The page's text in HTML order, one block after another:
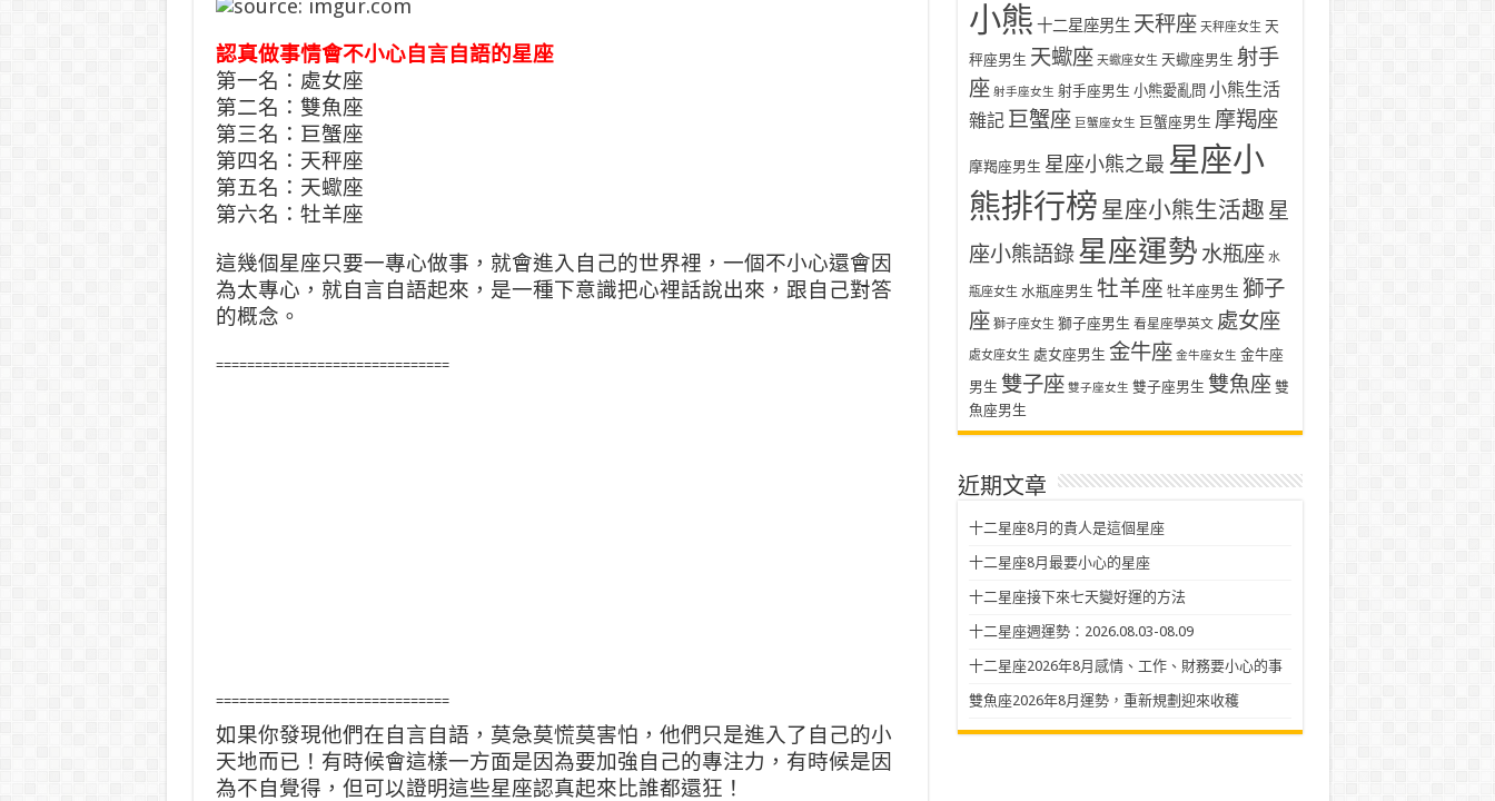
認真做事情會不小心自言自語的星座
第一名：處女座
第二名：雙魚座
第三名：巨蟹座
第四名：天秤座
第五名：天蠍座
第六名：牡羊座
這幾個星座只要一專心做事， 就會進入自己的世界裡， 一個不小心還會因
為太專心， 就自言自語起來， 是一種下意識把心裡話說出來， 跟自己對答
的概念。
==============================
==============================
如果你發現他們在自言自語， 莫急莫慌莫害怕， 他們只是進入了自己的小
天地而已！有時候會這樣一方面是因為要加強自己的專注力，有時候是因
為不自覺得，但可以證明這些星座認真起來比誰都還狂！
小熊 十二星座男生 天秤座 天秤座女生 天
秤座男生 天蠍座 天蠍座女生 天蠍座男生 射手
座 射手座女生 射手座男生 小熊愛亂問 小熊生活
雜記 巨蟹座 巨蟹座女生 巨蟹座男生 摩羯座
摩羯座男生 星座小熊之最 星座小
熊排行榜 星座小熊生活趣 星
座小熊語錄星座運勢 水瓶座 水
瓶座女生 水瓶座男生 牡羊座 牡羊座男生 獅子
座 獅子座女生 獅子座男生 看星座學英文 處女座
處女座女生 處女座男生 金牛座 金牛座女生 金牛座
男生 雙子座 雙子座女生 雙子座男生 雙魚座 雙
魚座男生
近期文章
十二星座8月的貴人是這個星座
十二星座8月最要小心的星座
十二星座接下來七天變好運的方法
十二星座週運勢：2026.08.03-08.09
十二星座2026年8月感情、工作、財務要小心的事
雙魚座2026年8月運勢，重新規劃迎來收穫